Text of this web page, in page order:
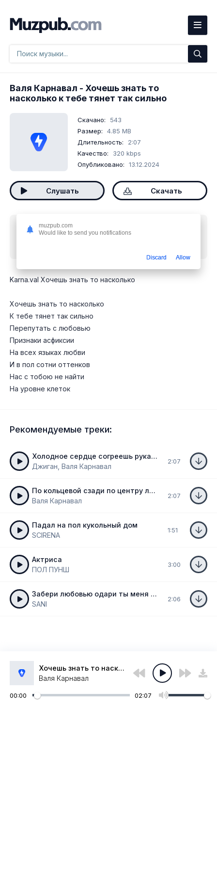
Валя Карнавал - Хочешь знать то
насколько к тебе тянет так сильно
Скачано:
543
Размер:
4.85 MB
Длительность:
2:07
Качество:
320 kbps
Опубликовано:
13.12.2024
Слушать Скачать
Скачать песню
насколько к тебе тянет так сильно
Karna.val Хочешь знать то насколько
Хочешь знать то насколько
К тебе тянет так сильно
Перепутать с любовью
Признаки асфиксии
На всех языках любви
И в пол сотни оттенков
Нас с тобою не найти
На уровне клеток
Рекомендуемые треки:
Холодное сердце согреешь руками
Джиган, Валя Карнавал
2:07
По кольцевой сзади по центру летим
Валя Карнавал
2:07
Падал на пол кукольный дом
SCIRENA
1:51
Актриса
ПОЛ ПУНШ
3:00
Забери любовью одари ты меня до зари
SANI
2:06
Хочешь знать то насколько к тебе тянет так сильно
Валя Карнавал
00:00 02:07
muzpub.com
Would like to send you notifications
Discard Allow